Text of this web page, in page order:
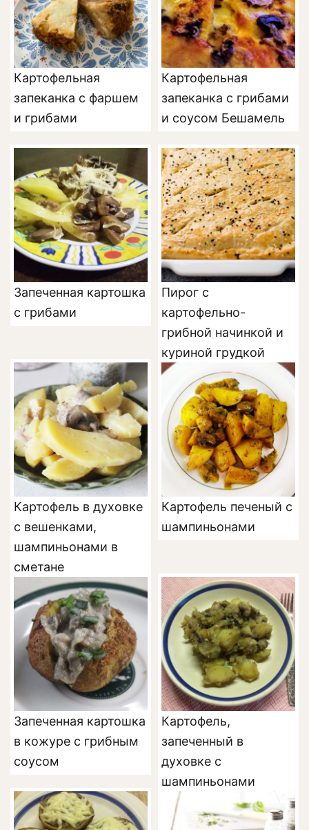
Картофельная
запеканка с фаршем
и грибами
Картофельная
запеканка с грибами
и соусом Бешамель
Запеченная картошка
с грибами
Пирог с
картофельно-
грибной начинкой и
куриной грудкой
Картофель в духовке
с вешенками,
шампиньонами в
сметане
Картофель печеный с
шампиньонами
Запеченная картошка
в кожуре с грибным
соусом
Картофель,
запеченный в
духовке с
шампиньонами